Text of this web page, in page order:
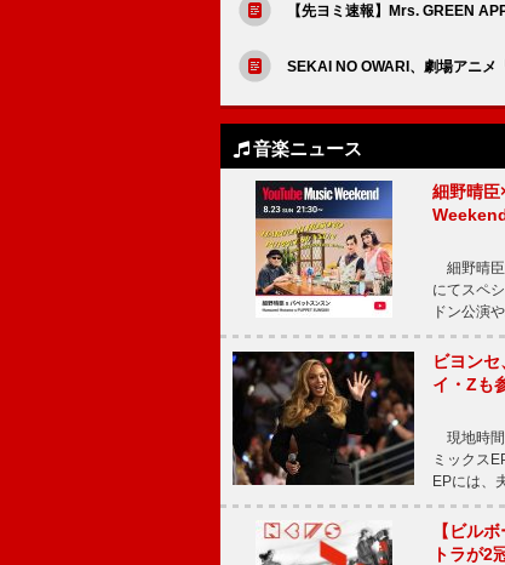
【先ヨミ速報】Mrs. GREEN
SEKAI NO OWARI、劇場アニメ
音楽ニュース
細野晴
細野晴臣
にてスペ
ドン公演
ビヨン
イ・Zも
現地時間
ミックス
EPには、
【ビル
トラが2